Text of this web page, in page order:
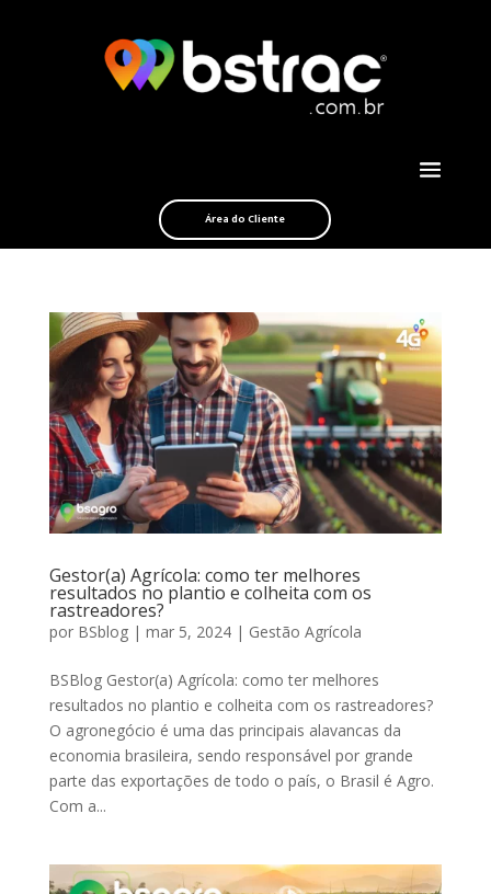
Área do Cliente
Gestor(a) Agrícola: como ter melhores
resultados no plantio e colheita com os
rastreadores?
por BSblog| mar 5, 2024| Gestão Agrícola
BSBlog Gestor(a) Agrícola: como ter melhores
resultados no plantio e colheita com os rastreadores?
O agronegócio é uma das principais alavancas da
economia brasileira, sendo responsável por grande
parte das exportações de todo o país, o Brasil é Agro.
Com a...